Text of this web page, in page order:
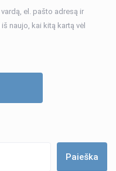
el. pašto adresą ir
naujo, kai kitą kartą vėl
Paieška